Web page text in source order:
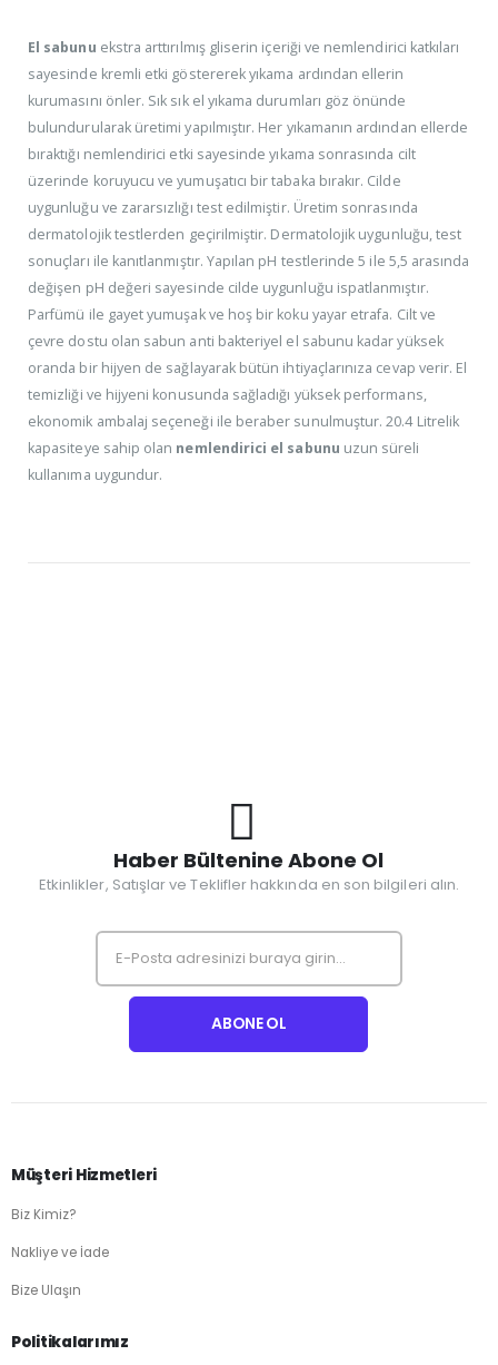
El sabunu ekstra arttırılmış gliserin içeriği ve nemlendirici katkıları
sayesinde kremli etki göstererek yıkama ardından ellerin
kurumasını önler. Sık sık el yıkama durumları göz önünde
bulundurularak üretimi yapılmıştır. Her yıkamanın ardından ellerde
bıraktığı nemlendirici etki sayesinde yıkama sonrasında cilt
üzerinde koruyucu ve yumuşatıcı bir tabaka bırakır. Cilde
uygunluğu ve zararsızlığı test edilmiştir. Üretim sonrasında
dermatolojik testlerden geçirilmiştir. Dermatolojik uygunluğu, test
sonuçları ile kanıtlanmıştır. Yapılan pH testlerinde 5 ile 5,5 arasında
değişen pH değeri sayesinde cilde uygunluğu ispatlanmıştır.
Parfümü ile gayet yumuşak ve hoş bir koku yayar etrafa. Cilt ve
çevre dostu olan sabun anti bakteriyel el sabunu kadar yüksek
oranda bir hijyen de sağlayarak bütün ihtiyaçlarınıza cevap verir. El
temizliği ve hijyeni konusunda sağladığı yüksek performans,
ekonomik ambalaj seçeneği ile beraber sunulmuştur. 20.4 Litrelik
kapasiteye sahip olan nemlendirici el sabunu uzun süreli
kullanıma uygundur.
Haber Bültenine Abone Ol
Etkinlikler, Satışlar ve Teklifler hakkında en son bilgileri alın.
Müşteri Hizmetleri
Biz Kimiz?
Nakliye ve İade
Bize Ulaşın
Politikalarımız